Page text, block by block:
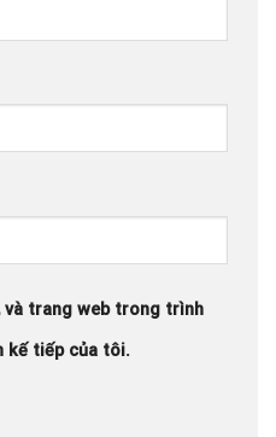
và trang web trong trình
kế tiếp của tôi.